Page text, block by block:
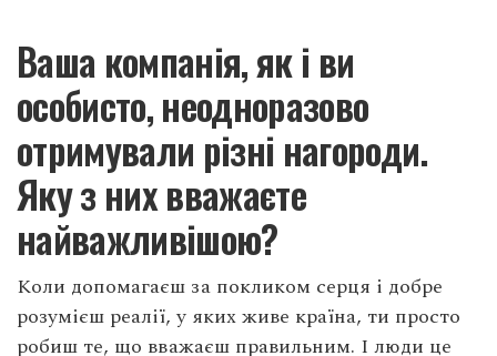
Ваша компанія, як і ви
особисто, неодноразово
отримували різні нагороди.
Яку з них вважаєте
найважливішою?
Коли допомагаєш за покликом серця і добре
розумієш реалії, у яких живе країна, ти просто
робиш те, що вважаєш правильним. І люди це